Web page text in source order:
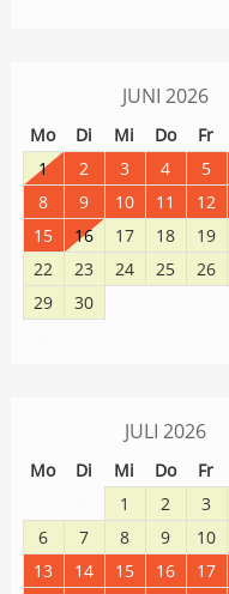
JUNI 2026
Mo Di Mi Do Fr
1
2 3 4 5
8
9 10 11 12
15
16 17 18 19
22
23 24 25 26
29
30
JULI 2026
Mo Di Mi Do Fr
1 2 3
6
7 8 9 10
13
14 15 16 17